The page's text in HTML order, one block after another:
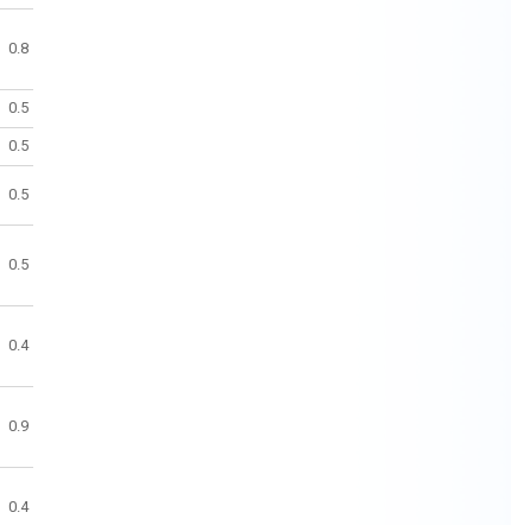
0.8
0.5
0.5
0.5
0.5
0.4
0.9
0.4